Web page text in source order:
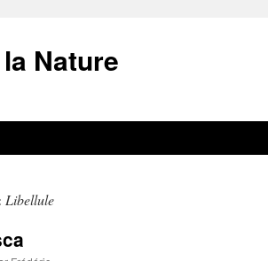
Nature
Libellule